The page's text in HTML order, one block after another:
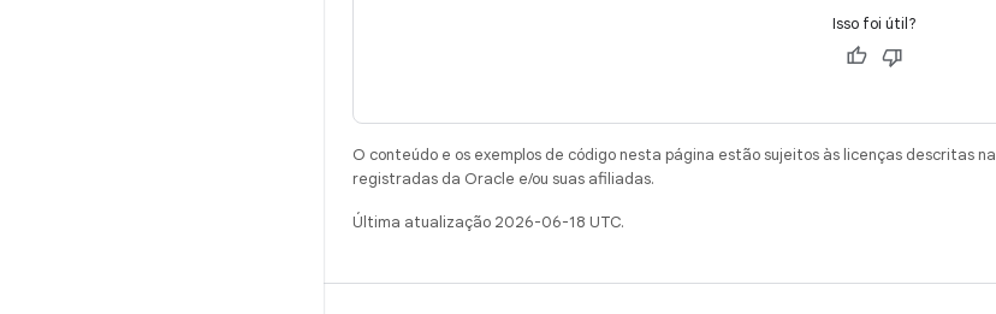
Isso foi útil?
O conteúdo e os exemplos de código nesta página estão sujeitos às licenças descritas na
registradas da Oracle e/ou suas afiliadas.
Última atualização 2026-06-18 UTC.